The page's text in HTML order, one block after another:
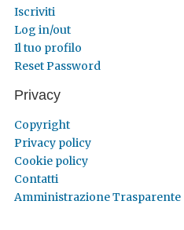
Iscriviti
Log in/out
Il tuo profilo
Reset Password
Privacy
Copyright
Privacy policy
Cookie policy
Contatti
Amministrazione Trasparente